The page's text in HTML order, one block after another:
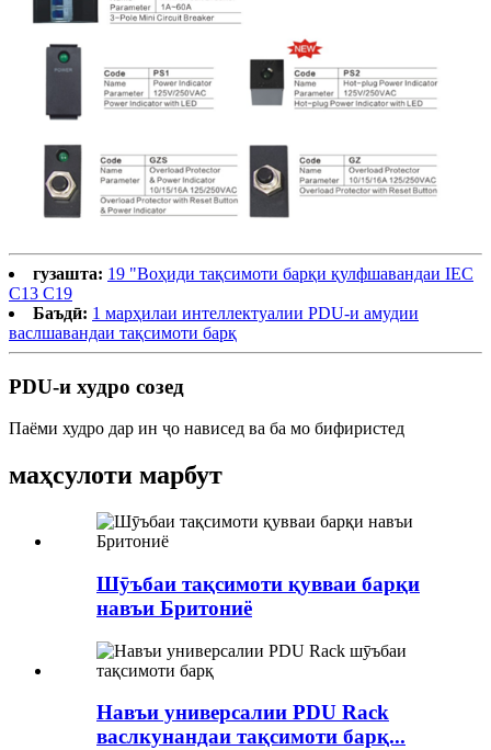
гузашта: 19 "Воҳиди тақсимоти барқи қулфшавандаи IEC
C13 C19
Баъдӣ: 1 марҳилаи интеллектуалии PDU-и амудии
васлшавандаи тақсимоти барқ
PDU-и худро созед
Паёми худро дар ин ҷо нависед ва ба мо бифиристед
маҳсулоти марбут
Шӯъбаи тақсимоти қувваи барқи
навъи Бритониё
Навъи универсалии PDU Rack
васлкунандаи тақсимоти барқ...